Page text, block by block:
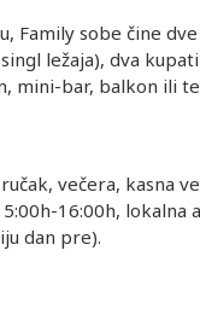
Family sobe čine
ležaja), dva
mini-bar, balkon ili
večera, kasna
16:00h, lokalna
dan pre).